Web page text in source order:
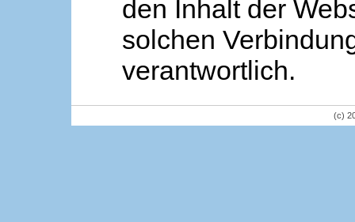
den Inhalt der
solchen
verantwortlich.
(c)